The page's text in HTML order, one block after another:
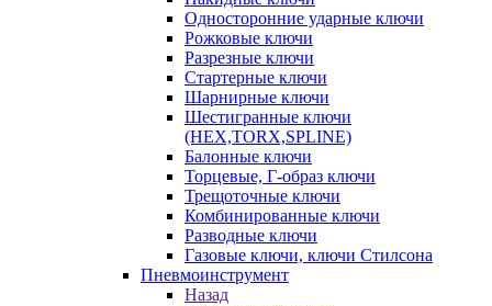
Односторонние ударные ключи
Рожковые ключи
Разрезные ключи
Стартерные ключи
Шарнирные ключи
Шестигранные ключи
(HEX,TORX,SPLINE)
Балонные ключи
Торцевые, Г-образ ключи
Трещоточные ключи
Комбинированные ключи
Разводные ключи
Газовые ключи, ключи Стилсона
Пневмоинструмент
Назад